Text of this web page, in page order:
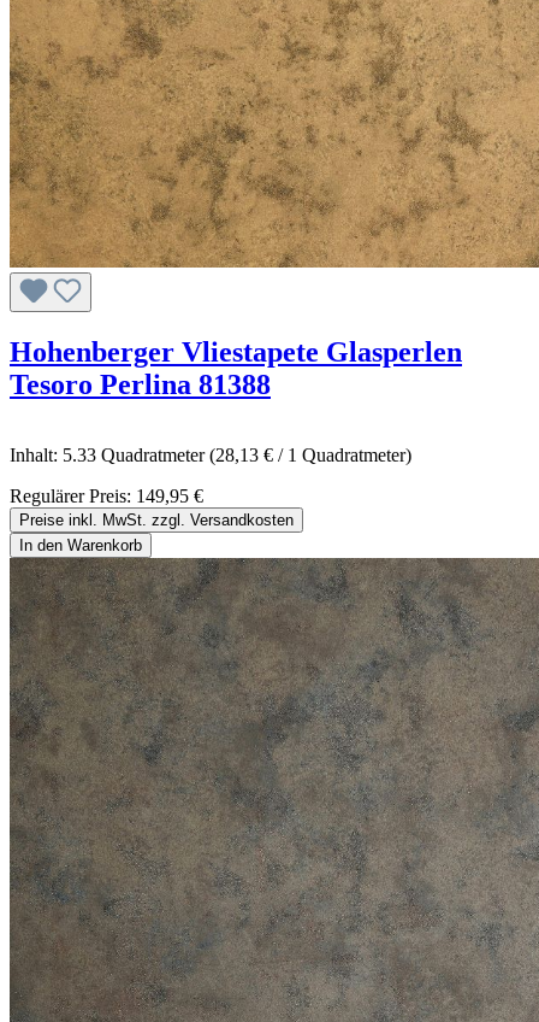
Hohenberger Vliestapete Glasperlen
Tesoro Perlina 81388
Inhalt: 5.33 Quadratmeter(28,13 € / 1 Quadratmeter)
Regulärer Preis: 149,95 €
Preise inkl. MwSt. zzgl. Versandkosten
In den Warenkorb